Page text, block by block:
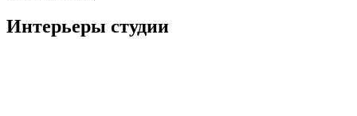
Интерьеры студии